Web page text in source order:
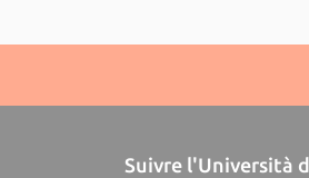
Suivre l'Università